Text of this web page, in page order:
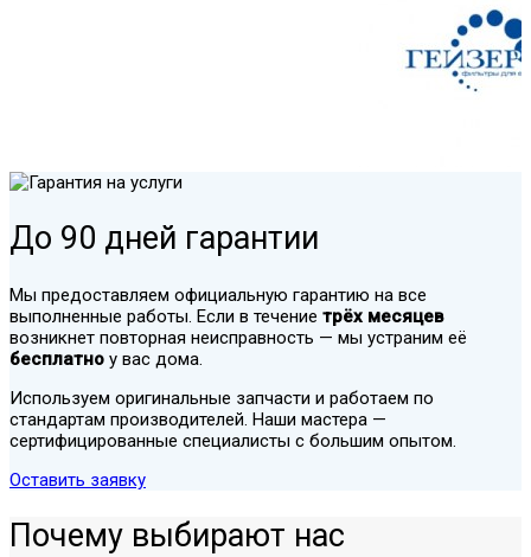
До 90 дней гарантии
Мы предоставляем официальную гарантию на все
выполненные работы. Если в течение трёх месяцев
возникнет повторная неисправность — мы устраним её
бесплатно у вас дома.
Используем оригинальные запчасти и работаем по
стандартам производителей. Наши мастера —
сертифицированные специалисты с большим опытом.
Оставить заявку
Почему выбирают нас